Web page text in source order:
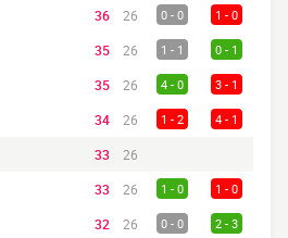
36 26 0 - 0 1 - 0
35 26 1 - 1 0 - 1
35 26 4 - 0 3 - 1
34 26 1 - 2 4 - 1
33
26
33 26 1 - 0 1 - 0
32 26 0 - 0 2 - 3